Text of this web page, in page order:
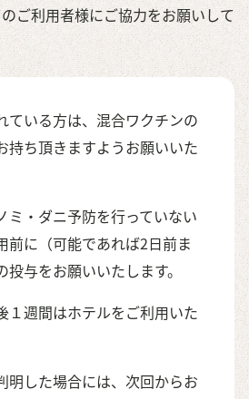
ご利用者様にご協力をお願いして
ている方は、混合ワクチンの
持ち頂きますようお願いいた
ミ・ダニ予防を行っていない
前に（可能であれば2日前ま
与をお願いいたします。
１週間はホテルをご利用いた
明した場合には、次回からお